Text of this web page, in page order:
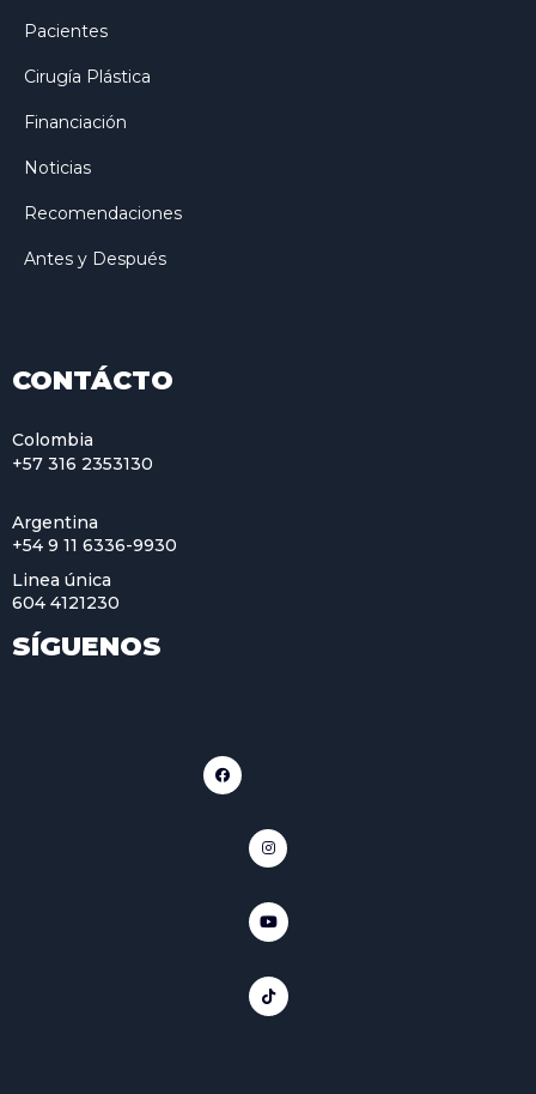
Pacientes
Cirugía Plástica
Financiación
Noticias
Recomendaciones
Antes y Después
CONTÁCTO
Colombia
+57 316 2353130
Argentina
+54 9 11 6336-9930
Linea única
604 4121230
SÍGUENOS